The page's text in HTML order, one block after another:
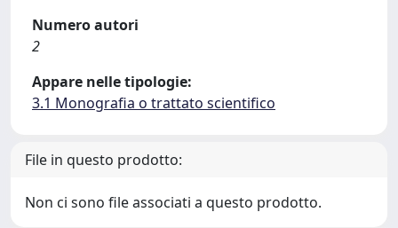
Numero autori
2
Appare nelle tipologie:
3.1 Monografia o trattato scientifico
File in questo prodotto:
Non ci sono file associati a questo prodotto.